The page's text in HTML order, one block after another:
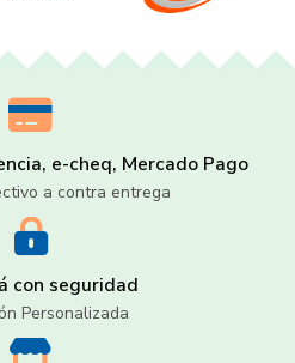
e-cheq, Mercado Pago
a contra entrega
con seguridad
Personalizada